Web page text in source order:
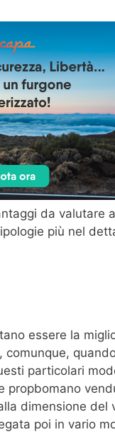
da valutare
più nel
essere la
particolari
propbomano
dimensione del
poi in vario